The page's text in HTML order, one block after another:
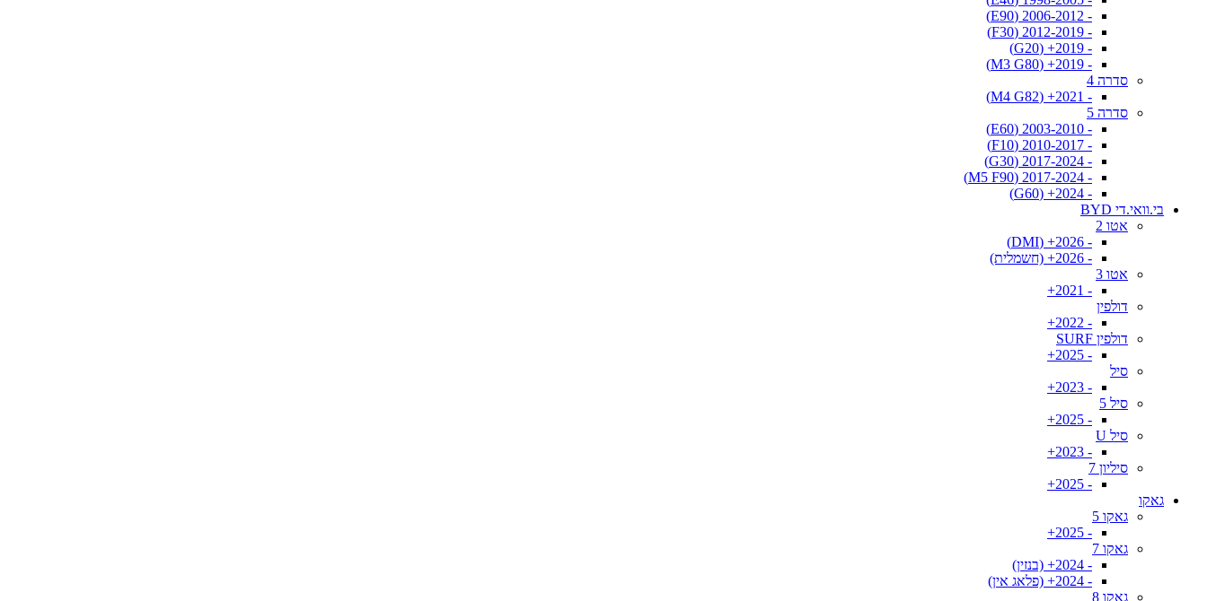
- 2006-2012 (E90)
- 2012-2019 (F30)
- 2019+ (G20)
- 2019+ (M3 G80)
סדרה 4
- 2021+ (M4 G82)
סדרה 5
- 2003-2010 (E60)
- 2010-2017 (F10)
- 2017-2024 (G30)
- 2017-2024 (M5 F90)
- 2024+ (G60)
בי.וואי.די BYD
אטו 2
- 2026+ (DMI)
- 2026+ (חשמלית)
אטו 3
- 2021+
דולפין
- 2022+
דולפין SURF
- 2025+
סיל
- 2023+
סיל 5
- 2025+
סיל U
- 2023+
סיליון 7
- 2025+
גאקו
גאקו 5
- 2025+
גאקו 7
- 2024+ (בנזין)
- 2024+ (פלאג אין)
גאקו 8